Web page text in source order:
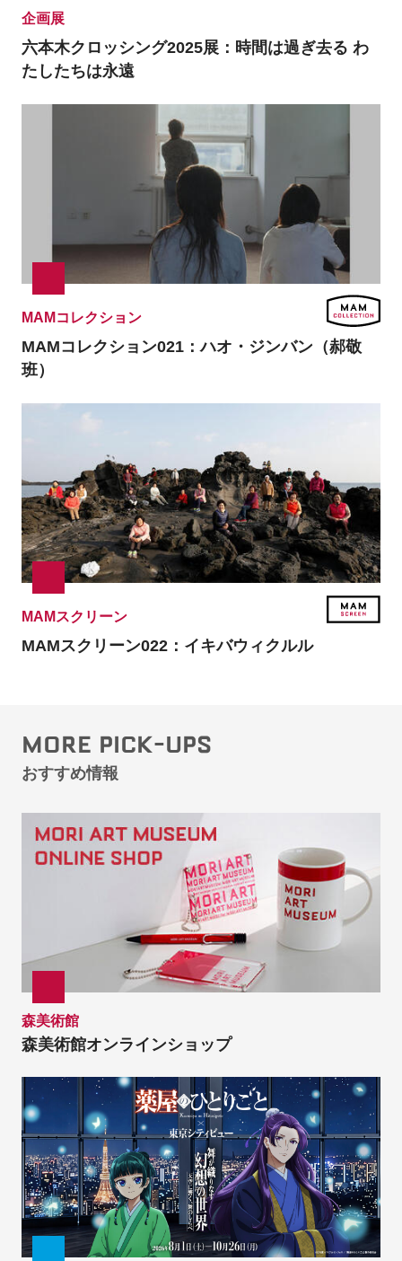
企画展
六本木クロッシング2025展：時間は過ぎ去る わ
たしたちは永遠
MAMコレクション
MAMコレクション021：ハオ・ジンバン（郝敬
班）
MAMスクリーン
MAMスクリーン022： イキバウィクルル
MORE PICK-UPS
おすすめ情報
森美術館
森美術館オンラインショップ